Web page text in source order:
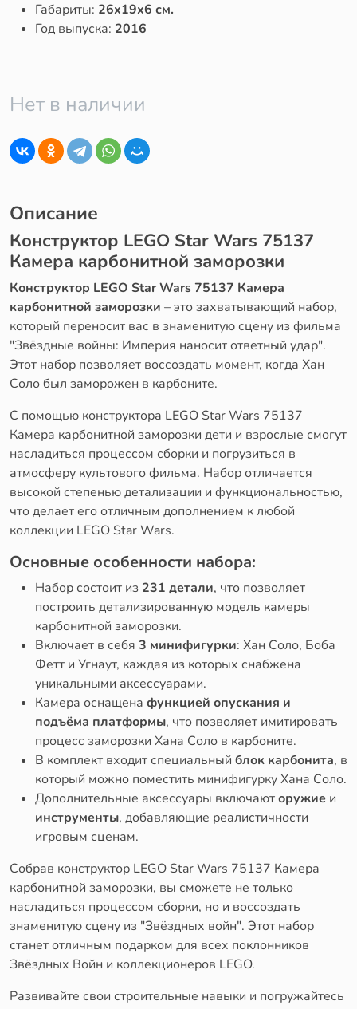
Габариты: 26x19x6 см.
Год выпуска: 2016
Нет в наличии
Описание
Конструктор LEGO Star Wars 75137
Камера карбонитной заморозки
Конструктор LEGO Star Wars 75137 Камера
карбонитной заморозки – это захватывающий набор,
который переносит вас в знаменитую сцену из фильма
"Звёздные войны: Империя наносит ответный удар".
Этот набор позволяет воссоздать момент, когда Хан
Соло был заморожен в карбоните.
С помощью конструктора LEGO Star Wars 75137
Камера карбонитной заморозки дети и взрослые смогут
насладиться процессом сборки и погрузиться в
атмосферу культового фильма. Набор отличается
высокой степенью детализации и функциональностью,
что делает его отличным дополнением к любой
коллекции LEGO Star Wars.
Основные особенности набора:
Набор состоит из 231 детали, что позволяет
построить детализированную модель камеры
карбонитной заморозки.
Включает в себя 3 минифигурки: Хан Соло, Боба
Фетт и Угнаут, каждая из которых снабжена
уникальными аксессуарами.
Камера оснащена функцией опускания и
подъёма платформы, что позволяет имитировать
процесс заморозки Хана Соло в карбоните.
В комплект входит специальный блок карбонита, в
который можно поместить минифигурку Хана Соло.
Дополнительные аксессуары включаюторужие и
инструменты, добавляющие реалистичности
игровым сценам.
Собрав конструктор LEGO Star Wars 75137 Камера
карбонитной заморозки, вы сможете не только
насладиться процессом сборки, но и воссоздать
знаменитую сцену из "Звёздных войн". Этот набор
станет отличным подарком для всех поклонников
Звёздных Войн и коллекционеров LEGO.
Развивайте свои строительные навыки и погружайтесь